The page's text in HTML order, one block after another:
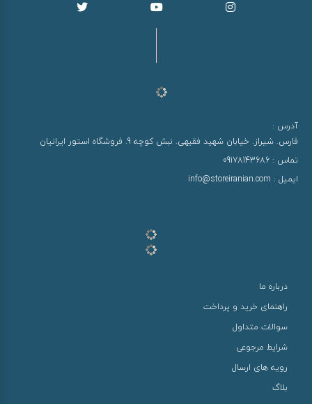
آدرس :
فارس. شیراز. خیابان شهید فقیهی. نبش کوچه 9. فروشگاه استور ایرانیان
تماس : 09178143686
ایمیل : info@storeiranian.com
درباره ما
راهنمای خرید و پرداخت
سوالات متداول
شرایط مرجوعی
رویه های ارسال
بلاگ